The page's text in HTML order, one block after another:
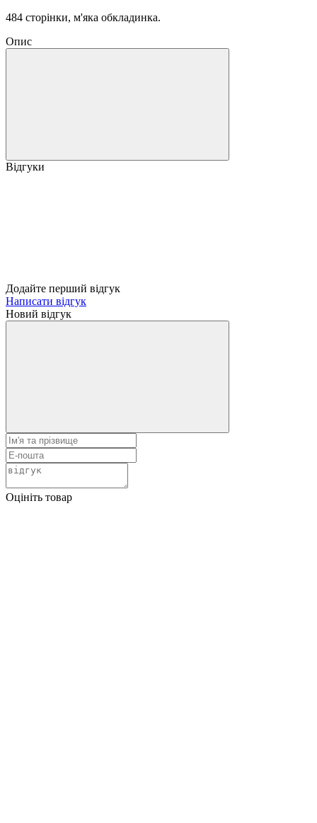
484 сторінки, м'яка обкладинка.
Опис
Відгуки
Додайте перший відгук
Написати відгук
Новий відгук
Оцініть товар